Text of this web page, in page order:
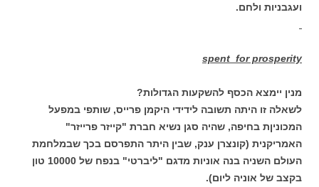
ועגבניות ולחם.
spent for prosperity
מנין יימצא הכסף להשקעות הגדולות?
לשאלה זו היתה תשובה לידידי היקמן פרייס, שותפי במפעל
המכוניןת בחיפה, שהיה סגן נשיא חברת "קייזר פרייזר"
האמריקנית (קונצרן ענק, שבין היתר התפרסם בכך שבמלחמת
העולם השניה בנה אוניות מדגם "ליברטי" בנפח של 10000 טון
בקצב של אוניה ליום).